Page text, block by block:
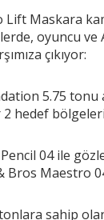
Maskara
oyuncu ve
çıkıyor:
5.75 tonu
hedef
Pencil 04 ile
Bros Maestro
sahip